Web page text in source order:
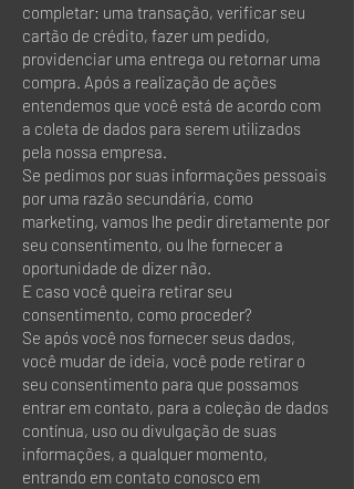
completar: uma transação, verificar seu
cartão de crédito, fazer um pedido,
providenciar uma entrega ou retornar uma
compra. Após a realização de ações
entendemos que você está de acordo com
a coleta de dados para serem utilizados
pela nossa empresa.
Se pedimos por suas informações pessoais
por uma razão secundária, como
marketing, vamos lhe pedir diretamente por
seu consentimento, ou lhe fornecer a
oportunidade de dizer não.
E caso você queira retirar seu
consentimento, como proceder?
Se após você nos fornecer seus dados,
você mudar de ideia, você pode retirar o
seu consentimento para que possamos
entrar em contato, para a coleção de dados
contínua, uso ou divulgação de suas
informações, a qualquer momento,
entrando em contato conosco em